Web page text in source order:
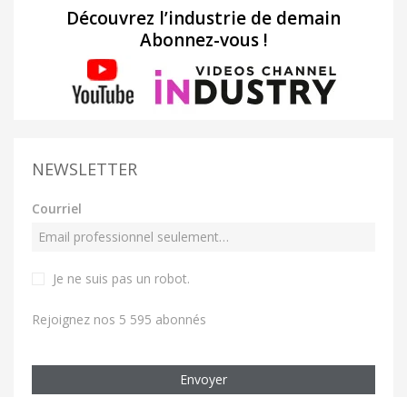
Découvrez l’industrie de demain
Abonnez-vous !
NEWSLETTER
Courriel
Je ne suis pas un robot.
Rejoignez nos 5 595 abonnés
Envoyer